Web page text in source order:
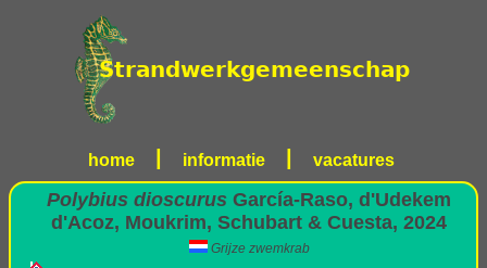
home informatie vacatures
Polybius dioscurus García-Raso, d'Udekem
d'Acoz, Moukrim, Schubart & Cuesta, 2024
Grijze zwemkrab